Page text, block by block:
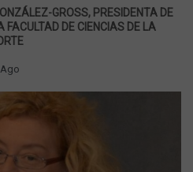
GROSS, PRESIDENTA DE
FACULTAD DE CIENCIAS DE LA